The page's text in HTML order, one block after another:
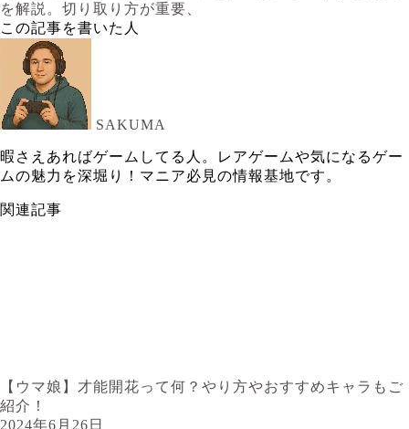
を解説。切り取り方が重要、
この記事を書いた人
SAKUMA
暇さえあればゲームしてる人。レアゲームや気になるゲー
ムの魅力を深堀り！マニア必見の情報基地です。
関連記事
【ウマ娘】才能開花って何？やり方やおすすめキャラもご
紹介！
2024年6月26日